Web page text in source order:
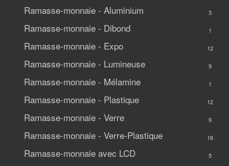
Ramasse-monnaie - Aluminium 3
Ramasse-monnaie - Dibond 1
Ramasse-monnaie - Expo 12
Ramasse-monnaie - Lumineuse 9
Ramasse-monnaie - Mélamine 1
Ramasse-monnaie - Plastique 12
Ramasse-monnaie - Verre 9
Ramasse-monnaie - Verre-Plastique 18
Ramasse-monnaie avec LCD 5